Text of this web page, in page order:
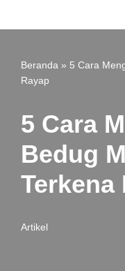
konten
Beranda » 5 Cara
Rayap
5 Cara
Bedug
Terkena
Artikel